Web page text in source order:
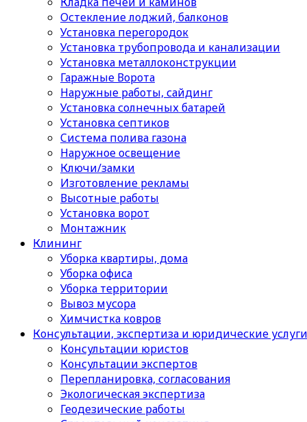
Остекление лоджий, балконов
Установка перегородок
Установка трубопровода и канализации
Установка металлоконструкции
Гаражные Ворота
Наружные работы, сайдинг
Установка солнечных батарей
Установка септиков
Cистема полива газона
Наружное освещение
Ключи/замки
Изготовление рекламы
Высотные работы
Установка ворот
Монтажник
Клининг
Уборка квартиры, дома
Уборка офиса
Уборка территории
Вывоз мусора
Химчистка ковров
Консультации, экспертиза и юридические услуги
Консультации юристов
Консультации экспертов
Перепланировка, согласования
Экологическая экспертиза
Геодезические работы